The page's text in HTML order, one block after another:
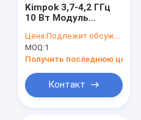
Kimpok 3,7-4,2 ГГц
10 Вт Модуль
передачи
дальности AL4210
Цена:Подлежит обсуждению
MOQ:1
Получить последнюю цену
Контакт